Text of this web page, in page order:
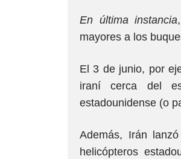
En última instancia
mayores a los
El 3 de junio, por
iraní cerca del
estadounidense (o
Además, Irán
helicópteros